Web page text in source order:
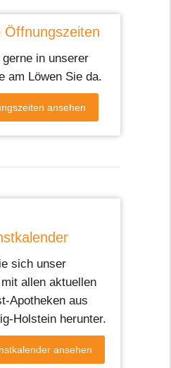
Öffnungszeiten
in unserer
am Löwen Sie da.
ansehen
sich unser
allen aktuellen
Apotheken aus
Holstein herunter.
ansehen